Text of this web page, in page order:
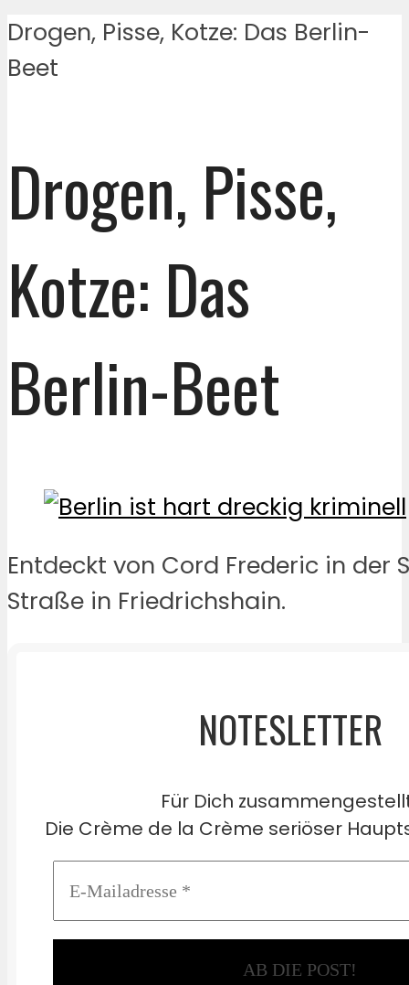
Drogen, Pisse, Kotze: Das Berlin-
Beet
Drogen, Pisse,
Kotze: Das
Berlin-Beet
Entdeckt von Cord Frederic in der
Straße in Friedrichshain.
NOTESLETTER
Für Dich
Die Crème de la Crème seriöser